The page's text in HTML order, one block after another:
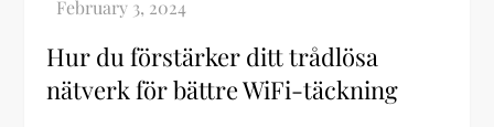
Hur du förstärker ditt trådlösa
nätverk för bättre WiFi-täckning